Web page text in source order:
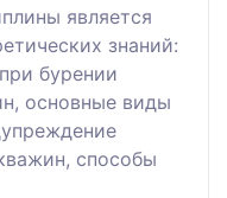
является
знаний:
бурении
основные виды
способы